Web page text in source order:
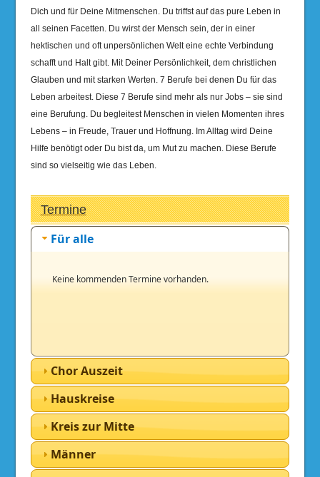
Dich und für Deine Mitmenschen. Du triffst auf das pure Leben in
all seinen Facetten. Du wirst der Mensch sein, der in einer
hektischen und oft unpersönlichen Welt eine echte Verbindung
schafft und Halt gibt. Mit Deiner Persönlichkeit, dem christlichen
Glauben und mit starken Werten. 7 Berufe bei denen Du für das
Leben arbeitest. Diese 7 Berufe sind mehr als nur Jobs – sie sind
eine Berufung. Du begleitest Menschen in vielen Momenten ihres
Lebens – in Freude, Trauer und Hoffnung. Im Alltag wird Deine
Hilfe benötigt oder Du bist da, um Mut zu machen. Diese Berufe
sind so vielseitig wie das Leben.
Termine
Für alle
Keine kommenden Termine vorhanden.
Chor Auszeit
Hauskreise
Kreis zur Mitte
Männer